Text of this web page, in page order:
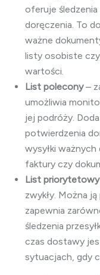
oferuje śledzenia
doręczenia. To
ważne
listy osobiste
wartości.
List polecony–
umożliwia
jej podróży.
potwierdzenia
wysyłki
faktury czy
List priorytetowy
zwykły. Można
zapewnia
śledzenia
czas dostawy
sytuacjach, gdy